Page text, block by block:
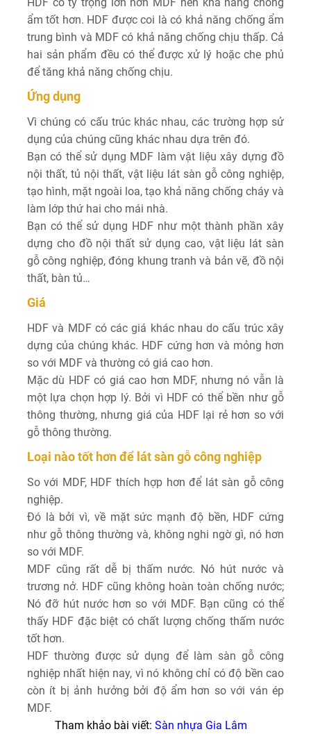
ẩm tốt hơn. HDF được coi là có khả năng chống ẩm
trung bình và MDF có khả năng chống chịu thấp. Cả
hai sản phẩm đều có thể được xử lý hoặc che phủ
để tăng khả năng chống chịu.
Ứng dụng
Vì chúng có cấu trúc khác nhau, các trường hợp sử
dụng của chúng cũng khác nhau dựa trên đó.
Bạn có thể sử dụng MDF làm vật liệu xây dựng đồ
nội thất, tủ nội thất, vật liệu lát sàn gỗ công nghiệp,
tạo hình, mặt ngoài loa, tạo khả năng chống cháy và
làm lớp thứ hai cho mái nhà.
Bạn có thể sử dụng HDF như một thành phần xây
dựng cho đồ nội thất sử dụng cao, vật liệu lát sàn
gỗ công nghiệp, đóng khung tranh và bản vẽ, đồ nội
thất, bàn tủ…
Giá
HDF và MDF có các giá khác nhau do cấu trúc xây
dựng của chúng khác. HDF cứng hơn và mỏng hơn
so với MDF và thường có giá cao hơn.
Mặc dù HDF có giá cao hơn MDF, nhưng nó vẫn là
một lựa chọn hợp lý. Bởi vì HDF có thể bền như gỗ
thông thường, nhưng giá của HDF lại rẻ hơn so với
gỗ thông thường.
Loại nào tốt hơn để lát sàn gỗ công nghiệp
So với MDF, HDF thích hợp hơn để lát sàn gỗ công
nghiệp.
Đó là bởi vì, về mặt sức mạnh độ bền, HDF cứng
như gỗ thông thường và, không nghi ngờ gì, nó hơn
so với MDF.
MDF cũng rất dễ bị thấm nước. Nó hút nước và
trương nở. HDF cũng không hoàn toàn chống nước;
Nó đỡ hút nước hơn so với MDF. Bạn cũng có thể
thấy HDF đặc biệt có chất lượng chống thấm nước
tốt hơn.
HDF thường được sử dụng để làm sàn gỗ công
nghiệp nhất hiện nay, vì nó không chỉ có độ bền cao
còn ít bị ảnh hưởng bởi độ ẩm hơn so với ván ép
MDF.
Tham khảo bài viết: Sàn nhựa Gia Lâm